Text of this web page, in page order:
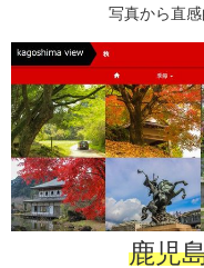
写真から直
鹿児